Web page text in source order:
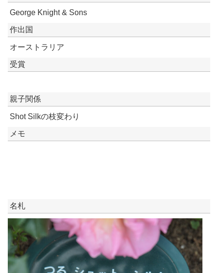
George Knight & Sons
作出国
オーストラリア
受賞
親子関係
Shot Silkの枝変わり
メモ
名札